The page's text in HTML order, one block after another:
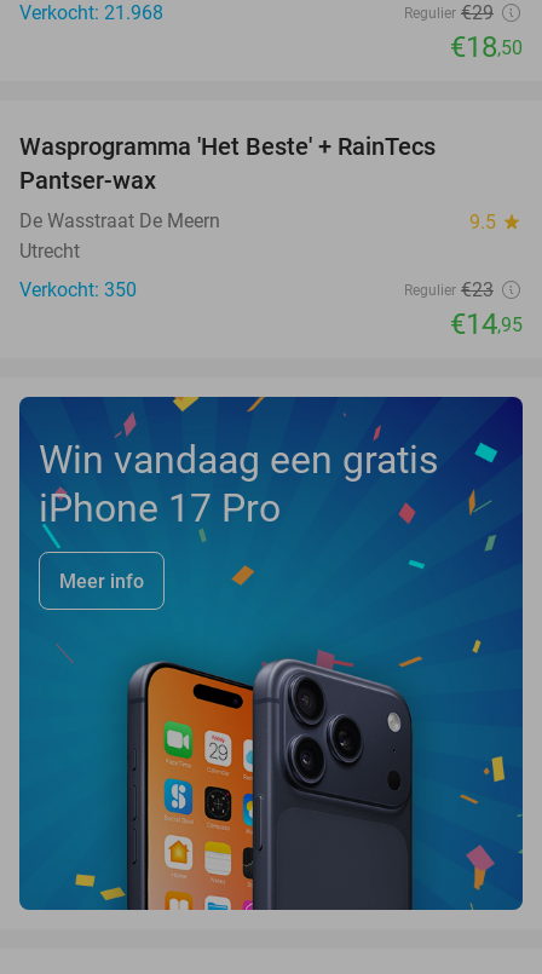
Verkocht: 21.968
Regulier €29
€18,50
Wasprogramma 'Het Beste' + RainTecs
Pantser-wax
De Wasstraat De Meern 9.5 star
Utrecht
Verkocht: 350
Regulier €23
€14,95
Win vandaag een gratis
iPhone 17 Pro
Meer info